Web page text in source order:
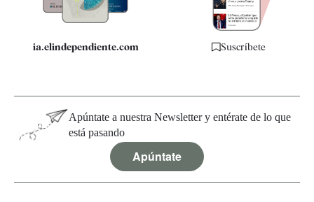
ia.elindependiente.com Suscríbete
Apúntate a nuestra Newsletter y entérate de lo que
está pasando
Apúntate